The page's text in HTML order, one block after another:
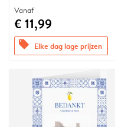
Vanaf
€ 11,99
offers Elke dag lage prijzen